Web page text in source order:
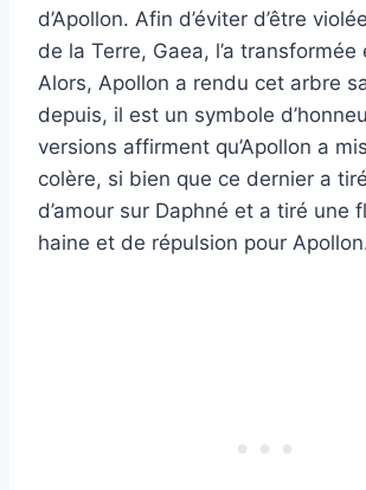
d’Apollon. Afin d’éviter d’être
de la Terre, Gaea, l’a transformée
Alors, Apollon a rendu cet arbre
depuis, il est un symbole
versions affirment qu’Apollon a
colère, si bien que ce dernier a
d’amour sur Daphné et a tiré une
haine et de répulsion pour